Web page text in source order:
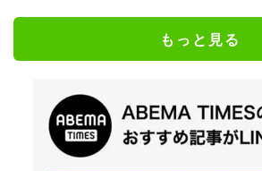
もっと見る